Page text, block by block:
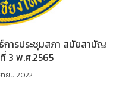
การประชุมสภา สมัยสามัญ
3 พ.ศ.2565
ายน 2022